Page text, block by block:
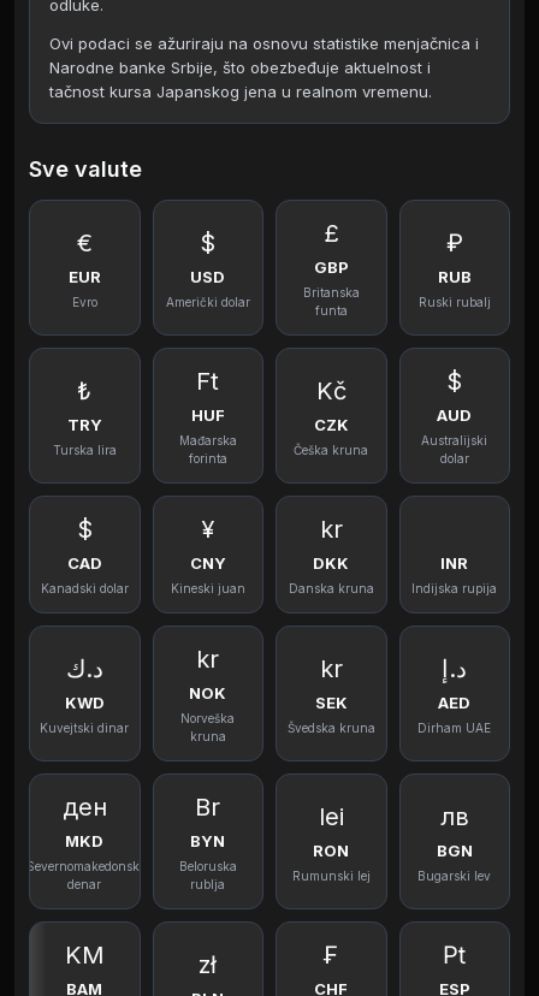
odluke.
Ovi podaci se ažuriraju na osnovu statistike menjačnica i
Narodne banke Srbije, što obezbeđuje aktuelnost i
tačnost kursa Japanskog jena u realnom vremenu.
Sve valute
€
EUR
Evro
$
USD
Američki dolar
£
GBP
Britanska
funta
₽
RUB
Ruski rubalj
₺
TRY
Turska lira
Ft
HUF
Mađarska
forinta
Kč
CZK
Češka kruna
$
AUD
Australijski
dolar
$
CAD
Kanadski dolar
¥
CNY
Kineski juan
kr
DKK
Danska kruna
INR
Indijska rupija
د.ك
KWD
Kuvejtski dinar
kr
NOK
Norveška
kruna
kr
SEK
Švedska kruna
د.إ
AED
Dirham UAE
ден
MKD
Severnomakedonski
denar
Br
BYN
Beloruska
rublja
lei
RON
Rumunski lej
лв
BGN
Bugarski lev
KM
BAM
zł ₣
CHF
₧
ESP